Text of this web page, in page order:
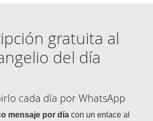
gratuita al
del día
cada día por WhatsApp
mensaje por día con un enlace al